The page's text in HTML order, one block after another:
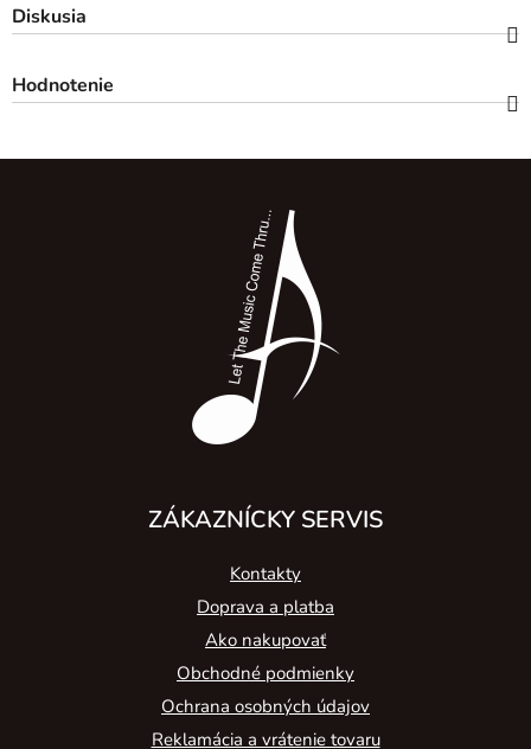
Diskusia
Hodnotenie
ZÁKAZNÍCKY SERVIS
Kontakty
Doprava a platba
Ako nakupovať
Obchodné podmienky
Ochrana osobných údajov
Reklamácia a vrátenie tovaru